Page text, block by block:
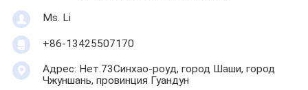
Ms. Li
+86-13425507170
Адрес: Нет.73Синхао-роуд, город Шаши, город
Чжуншань, провинция Гуандун